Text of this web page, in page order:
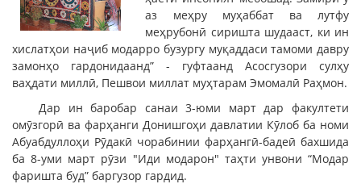
аз меҳру муҳаббат ва лутфу
меҳрубонӣ сиришта шудааст, ки ин
хислатҳои наҷиб модарро бузургу муқаддаси тамоми давру
замонҳо гардонидаанд” - гуфтаанд Асосгузори сулҳу
ваҳдати миллӣ, Пешвои миллат муҳтарам Эмомалӣ Раҳмон.
Дар ин баробар санаи 3-юми март дар факултети
омӯзгорӣ ва фарҳанги Донишгоҳи давлатии Кӯлоб ба номи
Абуабдуллоҳи Рӯдакӣ чорабинии фарҳангӣ-бадеӣ бахшида
ба 8-уми март рӯзи "Иди модарон" таҳти унвони “Модар
фаришта буд” баргузор гардид.